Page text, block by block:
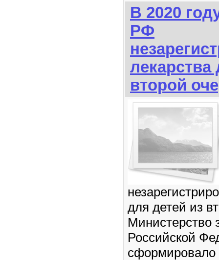
В 2020
РФ
лекарства
второй
для детей из
Министерство
Российской
сформировало